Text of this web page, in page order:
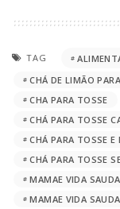
TAG
CHÁ DE LIMÃO
CHA PARA TOSSE
CHÁ PARA TOSSE
CHÁ PARA TOSSE E
CHÁ PARA TOSSE
MAMAE VIDA
MAMAE VIDA